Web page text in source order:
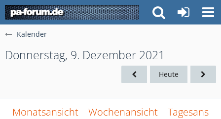
Kalender
Donnerstag, 9. Dezember 2021
Heute
Monatsansicht Wochenansicht